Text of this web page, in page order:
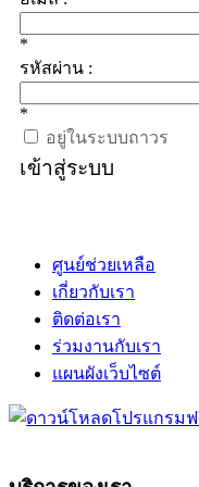
*
รหัสผ่าน :
*
อยู่ในระบบถาวร
เข้าสู่ระบบ
ศูนย์ช่วยเหลือ
เกี่ยวกับเรา
ติดต่อเรา
ร่วมงานกับเรา
แผนผังเว็บไซต์